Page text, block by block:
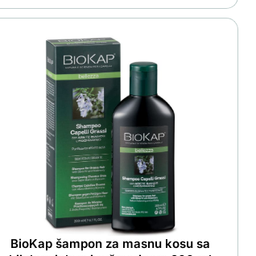
BioKap šampon za masnu kosu sa